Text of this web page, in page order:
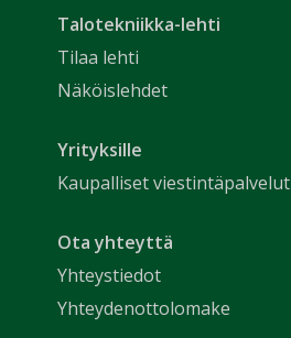
Talotekniikka-lehti
Tilaa lehti
Näköislehdet
Yrityksille
Kaupalliset viestintäpalvelut
Ota yhteyttä
Yhteystiedot
Yhteydenottolomake